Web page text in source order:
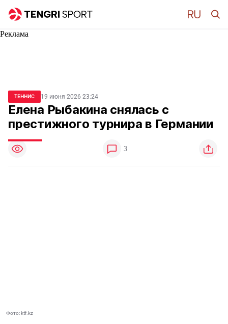
Реклама
ТЕННИС 19 июня 2026 23:24
Елена Рыбакина снялась с
престижного турнира в Германии
3
Фото: ktf.kz